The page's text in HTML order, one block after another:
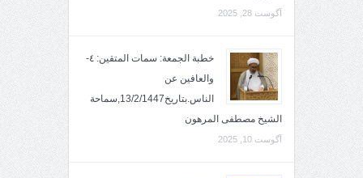
آگوست 28, 2025
خطبة الجمعة: سمات المتقين: ٤-
والعافين عن
الناس.بتاريخ13/2/1447,سماحة
الشيخ مصطفى المرهون
آگوست 10, 2025